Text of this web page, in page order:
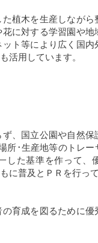
植木を生産しながら
に対する学習園や
ト等により広く国
活用しています。
、国立公園や自然保
所･生産地等のトレ
した基準を作って、
に普及とＰＲを行っ
育成を図るために優